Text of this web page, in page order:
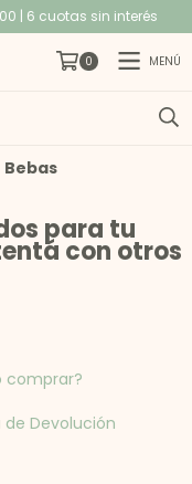
| 6 cuotas sin interés
0 MENÚ
Bebas
para tu
con otros
comprar?
de Devolución